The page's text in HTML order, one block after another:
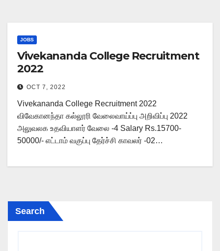
JOBS
Vivekananda College Recruitment
2022
OCT 7, 2022
Vivekananda College Recruitment 2022
விவேகானந்தா கல்லூரி வேலைவாய்ப்பு அறிவிப்பு 2022
அலுவலக உதவியாளர் வேலை -4 Salary Rs.15700-
50000/- எட்டாம் வகுப்பு தேர்ச்சி காவலர் -02…
Search